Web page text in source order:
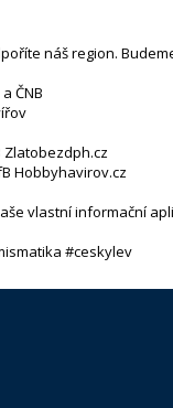
náš region.
ČNB
Hobbyhavirov.cz
vlastní informační
#ceskylev